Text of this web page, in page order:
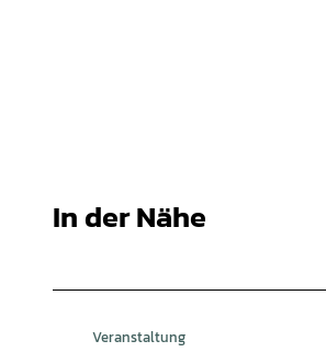
In der Nähe
Veranstaltung